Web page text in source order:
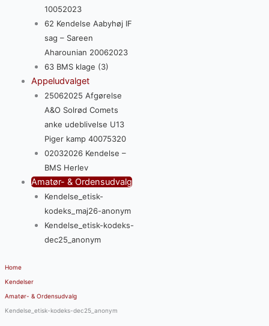
10052023
62 Kendelse Aabyhøj IF
sag – Sareen
Aharounian 20062023
63 BMS klage (3)
Appeludvalget
25062025 Afgørelse
A&O Solrød Comets
anke udeblivelse U13
Piger kamp 40075320
02032026 Kendelse –
BMS Herlev
Amatør- & Ordensudvalg
Kendelse_etisk-
kodeks_maj26-anonym
Kendelse_etisk-kodeks-
dec25_anonym
Home
Kendelser
Amatør- & Ordensudvalg
Kendelse_etisk-kodeks-dec25_anonym